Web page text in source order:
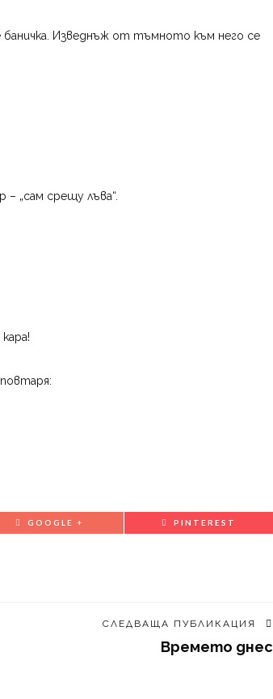
Изведнъж от тъмното към него се
– „сам срещу лъва“.
GOOGLE + PINTEREST
СЛЕДВАЩА ПУБЛИКАЦИЯ
Времето днес